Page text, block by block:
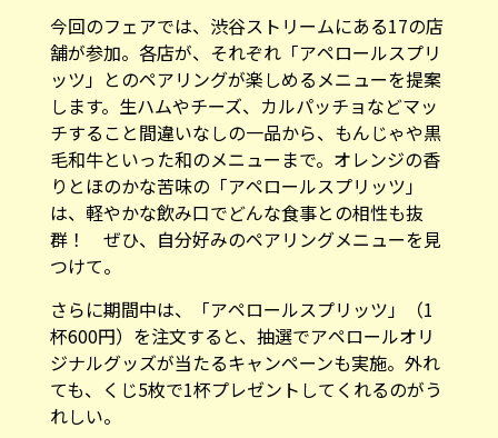
今回のフェアでは、渋谷ストリームにある17の店
舗が参加。各店が、それぞれ「アペロールスプリ
ッツ」とのペアリングが楽しめるメニューを提案
します。生ハムやチーズ、カルパッチョなどマッ
チすること間違いなしの一品から、もんじゃや黒
毛和牛といった和のメニューまで。オレンジの香
りとほのかな苦味の「アペロールスプリッツ」
は、軽やかな飲み口でどんな食事との相性も抜
群！ ぜひ、自分好みのペアリングメニューを見
つけて。
さらに期間中は、「アペロールスプリッツ」（1
杯600円）を注文すると、抽選でアペロールオリ
ジナルグッズが当たるキャンペーンも実施。外れ
ても、くじ5枚で1杯プレゼントしてくれるのがう
れしい。